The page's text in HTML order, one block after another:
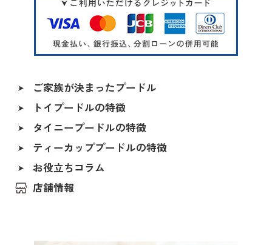
トイプードル
オレンジフォーン（アプリコット）
アプリコット
シャンパン
シルバー＆ホワイト
ペールホーン
ブルー
レッド（レッド・フォーン）
アプリコット（オレンジ・フォーン）
ご家族が決まったプードル
ALL
香川県
北海道
福島県
茨城県
トイプードルの特徴
タイニープードルの特徴
ティーカッププードルの特徴
お役立ちコラム
店舗情報